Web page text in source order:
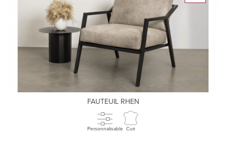
FAUTEUIL RHEN
Personnalisable Cuir